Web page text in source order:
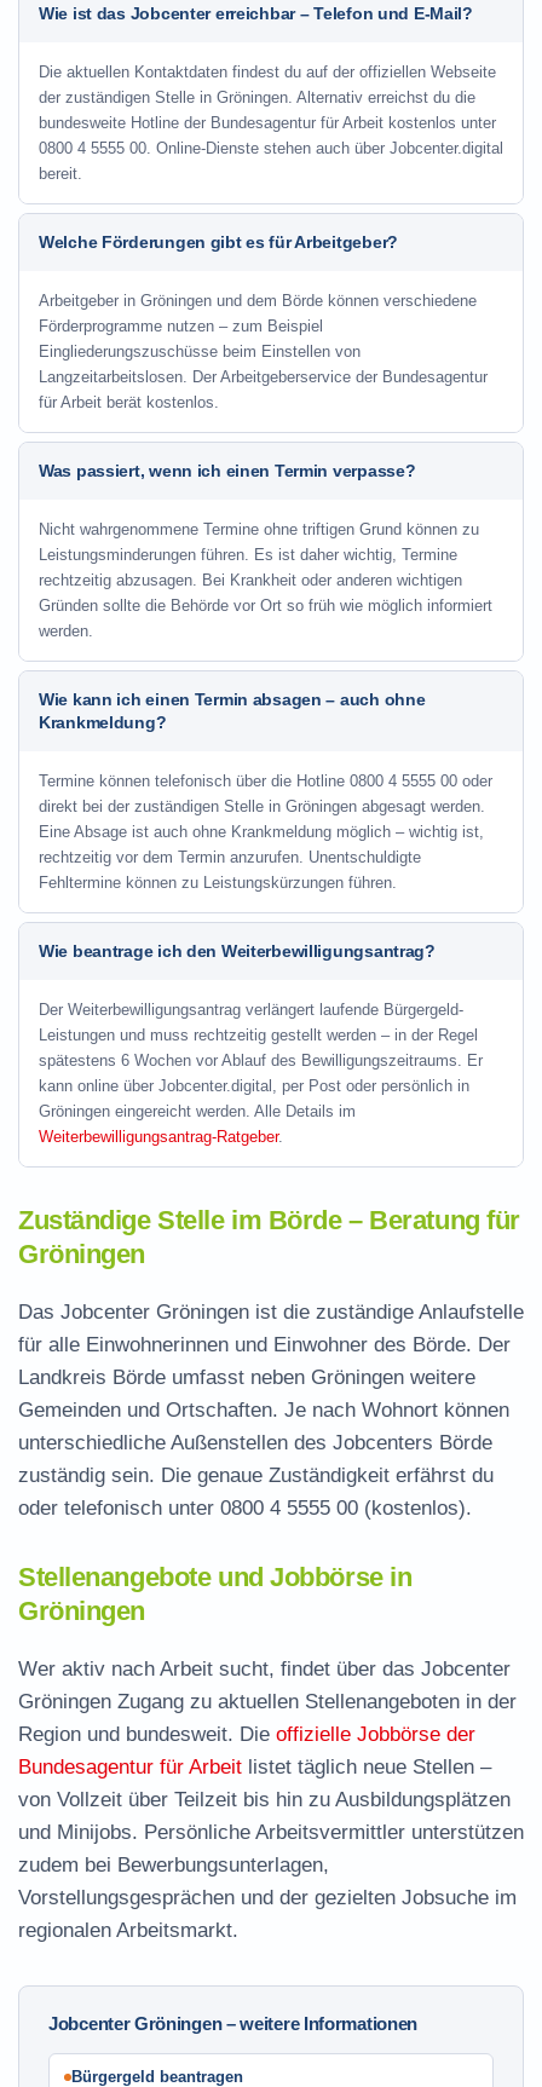
Wie ist das Jobcenter erreichbar – Telefon und E-Mail?
Die aktuellen Kontaktdaten findest du auf der offiziellen Webseite
der zuständigen Stelle in Gröningen. Alternativ erreichst du die
bundesweite Hotline der Bundesagentur für Arbeit kostenlos unter
0800 4 5555 00. Online-Dienste stehen auch über Jobcenter.digital
bereit.
Welche Förderungen gibt es für Arbeitgeber?
Arbeitgeber in Gröningen und dem Börde können verschiedene
Förderprogramme nutzen – zum Beispiel
Eingliederungszuschüsse beim Einstellen von
Langzeitarbeitslosen. Der Arbeitgeberservice der Bundesagentur
für Arbeit berät kostenlos.
Was passiert, wenn ich einen Termin verpasse?
Nicht wahrgenommene Termine ohne triftigen Grund können zu
Leistungsminderungen führen. Es ist daher wichtig, Termine
rechtzeitig abzusagen. Bei Krankheit oder anderen wichtigen
Gründen sollte die Behörde vor Ort so früh wie möglich informiert
werden.
Wie kann ich einen Termin absagen – auch ohne
Krankmeldung?
Termine können telefonisch über die Hotline 0800 4 5555 00 oder
direkt bei der zuständigen Stelle in Gröningen abgesagt werden.
Eine Absage ist auch ohne Krankmeldung möglich – wichtig ist,
rechtzeitig vor dem Termin anzurufen. Unentschuldigte
Fehltermine können zu Leistungskürzungen führen.
Wie beantrage ich den Weiterbewilligungsantrag?
Der Weiterbewilligungsantrag verlängert laufende Bürgergeld-
Leistungen und muss rechtzeitig gestellt werden – in der Regel
spätestens 6 Wochen vor Ablauf des Bewilligungszeitraums. Er
kann online über Jobcenter.digital, per Post oder persönlich in
Gröningen eingereicht werden. Alle Details im
Weiterbewilligungsantrag-Ratgeber.
Zuständige Stelle im Börde – Beratung für
Gröningen
Das Jobcenter Gröningen ist die zuständige Anlaufstelle
für alle Einwohnerinnen und Einwohner des Börde. Der
Landkreis Börde umfasst neben Gröningen weitere
Gemeinden und Ortschaften. Je nach Wohnort können
unterschiedliche Außenstellen des Jobcenters Börde
zuständig sein. Die genaue Zuständigkeit erfährst du
oder telefonisch unter 0800 4 5555 00 (kostenlos).
Stellenangebote und Jobbörse in
Gröningen
Wer aktiv nach Arbeit sucht, findet über das Jobcenter
Gröningen Zugang zu aktuellen Stellenangeboten in der
Region und bundesweit. Die offizielle Jobbörse der
Bundesagentur für Arbeit listet täglich neue Stellen –
von Vollzeit über Teilzeit bis hin zu Ausbildungsplätzen
und Minijobs. Persönliche Arbeitsvermittler unterstützen
zudem bei Bewerbungsunterlagen,
Vorstellungsgesprächen und der gezielten Jobsuche im
regionalen Arbeitsmarkt.
Jobcenter Gröningen – weitere Informationen
Bürgergeld beantragen